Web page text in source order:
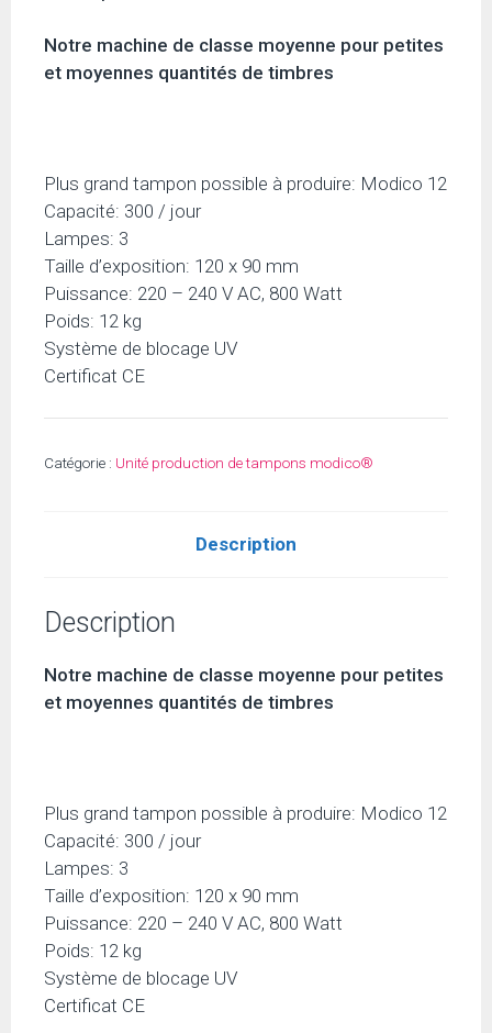
Notre machine de classe moyenne pour petites
et moyennes quantités de timbres
Plus grand tampon possible à produire: Modico 12
Capacité: 300 / jour
Lampes: 3
Taille d’exposition: 120 x 90 mm
Puissance: 220 – 240 V AC, 800 Watt
Poids: 12 kg
Système de blocage UV
Certificat CE
Catégorie : Unité production de tampons modico®
Description
Description
Notre machine de classe moyenne pour petites
et moyennes quantités de timbres
Plus grand tampon possible à produire: Modico 12
Capacité: 300 / jour
Lampes: 3
Taille d’exposition: 120 x 90 mm
Puissance: 220 – 240 V AC, 800 Watt
Poids: 12 kg
Système de blocage UV
Certificat CE